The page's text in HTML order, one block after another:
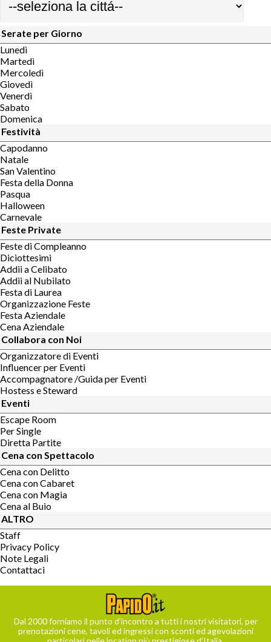
Serate per Giorno
Lunedì
Martedì
Mercoledì
Giovedì
Venerdì
Sabato
Domenica
Festività
Capodanno
Natale
San Valentino
Festa della Donna
Pasqua
Halloween
Carnevale
Feste Private
Feste di Compleanno
Diciottesimi
Addii a Celibato
Addii al Nubilato
Festa di Laurea
Organizzazione Feste
Festa Aziendale
Cena Aziendale
Collabora con Noi
Organizzatore di Eventi
Influencer per Eventi
Accompagnatore /Guida per Eventi
Hostess e Steward
Eventi
Escape Room
Per Single
Diretta Partite
Cena con Spettacolo
Cena con Delitto
Cena con Cabaret
Cena con Magia
Cena al Buio
ALTRO
Staff
Privacy Policy
Note Legali
Contattaci
Dal 2000 forniamo il punto d’incontro a tutti i nostri visitatori, per
prenotazioni cene, tavoli ed ingressi con sconti ed agevolazioni